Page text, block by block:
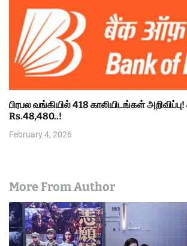
பிரபல வங்கியில் 418 காலியிடங்கள்
Rs.48,480..!
February 4, 2026
More From Author